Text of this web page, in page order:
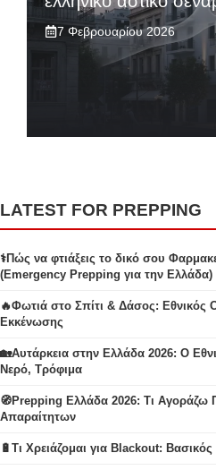
7 Φεβρουαρίου 2026
LATEST FOR PREPPING
⚕️Πώς να φτιάξεις το δικό σου
(Emergency Prepping για την Ελλάδα)
🔥Φωτιά στο Σπίτι & Δάσος: Εθνικός
Εκκένωσης
🏡Αυτάρκεια στην Ελλάδα 2026: Ο
Νερό, Τρόφιμα
🧭Prepping Ελλάδα 2026: Τι
Απαραίτητων
🔋Τι Χρειάζομαι για Blackout: